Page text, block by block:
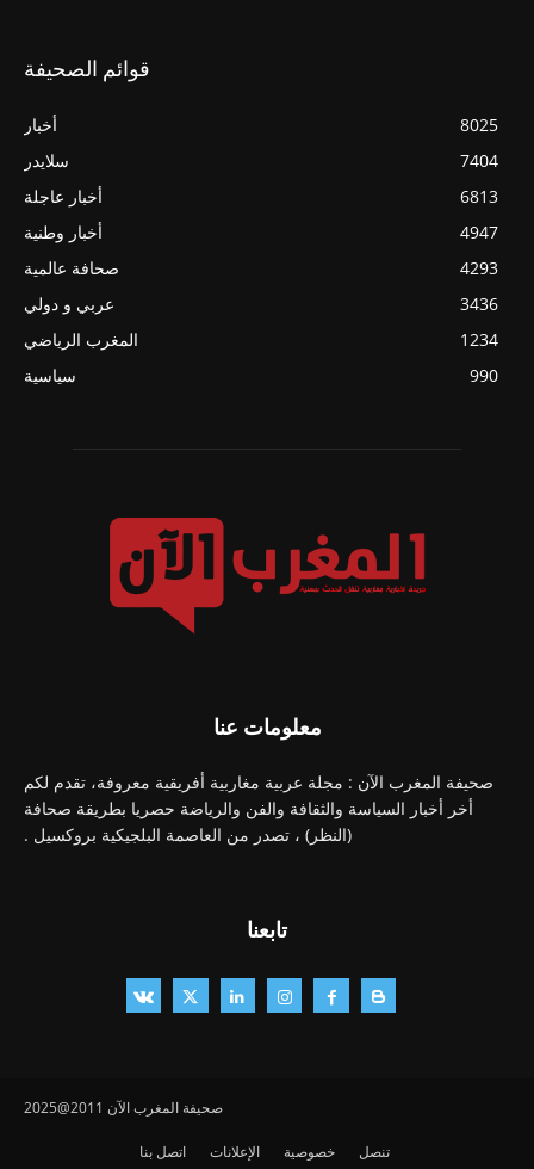
قوائم الصحيفة
أخبار
8025
سلايدر
7404
أخبار عاجلة
6813
أخبار وطنية
4947
صحافة عالمية
4293
عربي و دولي
3436
المغرب الرياضي
1234
سياسية
990
معلومات عنا
صحيفة المغرب الآن : مجلة عربية مغاربية أفريقية معروفة، تقدم لكم
أخر أخبار السياسة والثقافة والفن والرياضة حصريا بطريقة صحافة
(النظر) ، تصدر من العاصمة البلجيكية بروكسيل .
تابعنا
صحيفة المغرب الآن 2011@2025
تنصل خصوصية الإعلانات اتصل بنا